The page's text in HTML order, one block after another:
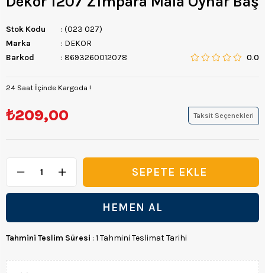
Stok Kodu
(023 027)
Marka
: DEKOR
Barkod
: 8693260012078 0.0
24 Saat İçinde Kargoda !
₺209,00 Taksit Seçenekleri
Tahmini Teslim Süresi : 1 Tahmini Teslimat Tarihi